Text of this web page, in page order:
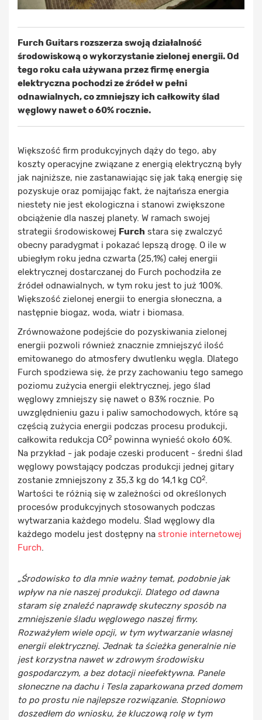
Furch Guitars rozszerza swoją działalność
środowiskową o wykorzystanie zielonej energii. Od
tego roku cała używana przez firmę energia
elektryczna pochodzi ze źródeł w pełni
odnawialnych, co zmniejszy ich całkowity ślad
węglowy nawet o 60% rocznie.
Większość firm produkcyjnych dąży do tego, aby
koszty operacyjne związane z energią elektryczną były
jak najniższe, nie zastanawiając się jak taką energię się
pozyskuje oraz pomijając fakt, że najtańsza energia
niestety nie jest ekologiczna i stanowi zwiększone
obciążenie dla naszej planety. W ramach swojej
strategii środowiskowej Furch stara się zwalczyć
obecny paradygmat i pokazać lepszą drogę. O ile w
ubiegłym roku jedna czwarta (25,1%) całej energii
elektrycznej dostarczanej do Furch pochodziła ze
źródeł odnawialnych, w tym roku jest to już 100%.
Większość zielonej energii to energia słoneczna, a
następnie biogaz, woda, wiatr i biomasa.
Zrównoważone podejście do pozyskiwania zielonej
energii pozwoli również znacznie zmniejszyć ilość
emitowanego do atmosfery dwutlenku węgla. Dlatego
Furch spodziewa się, że przy zachowaniu tego samego
poziomu zużycia energii elektrycznej, jego ślad
węglowy zmniejszy się nawet o 83% rocznie. Po
uwzględnieniu gazu i paliw samochodowych, które są
częścią zużycia energii podczas procesu produkcji,
całkowita redukcja CO2 powinna wynieść około 60%.
Na przykład - jak podaje czeski producent - średni ślad
węglowy powstający podczas produkcji jednej gitary
zostanie zmniejszony z 35,3 kg do 14,1 kg CO2.
Wartości te różnią się w zależności od określonych
procesów produkcyjnych stosowanych podczas
wytwarzania każdego modelu. Ślad węglowy dla
każdego modelu jest dostępny na stronie internetowej
Furch.
„Środowisko to dla mnie ważny temat, podobnie jak
wpływ na nie naszej produkcji. Dlatego od dawna
staram się znaleźć naprawdę skuteczny sposób na
zmniejszenie śladu węglowego naszej firmy.
Rozważyłem wiele opcji, w tym wytwarzanie własnej
energii elektrycznej. Jednak ta ścieżka generalnie nie
jest korzystna nawet w zdrowym środowisku
gospodarczym, a bez dotacji nieefektywna. Panele
słoneczne na dachu i Tesla zaparkowana przed domem
to po prostu nie najlepsze rozwiązanie. Stopniowo
doszedłem do wniosku, że kluczową rolę w tym